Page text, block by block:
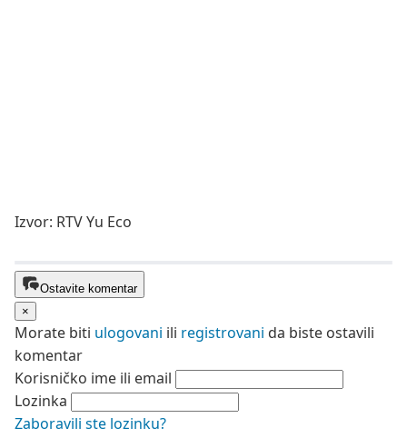
Izvor: RTV Yu Eco
Ostavite komentar
×
Morate biti ulogovani ili registrovani da biste ostavili
komentar
Korisničko ime ili email
Lozinka
Zaboravili ste lozinku?